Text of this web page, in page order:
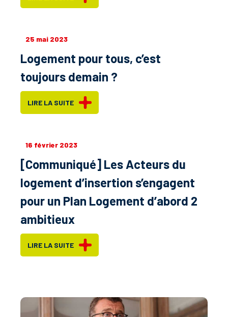
25 mai 2023
Logement pour tous, c’est
toujours demain ?
LIRE LA SUITE
16 février 2023
[Communiqué] Les Acteurs du
logement d’insertion s’engagent
pour un Plan Logement d’abord 2
ambitieux
LIRE LA SUITE